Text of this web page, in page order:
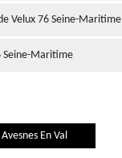
Velux 76 Seine-Maritime
Seine-Maritime
En Val